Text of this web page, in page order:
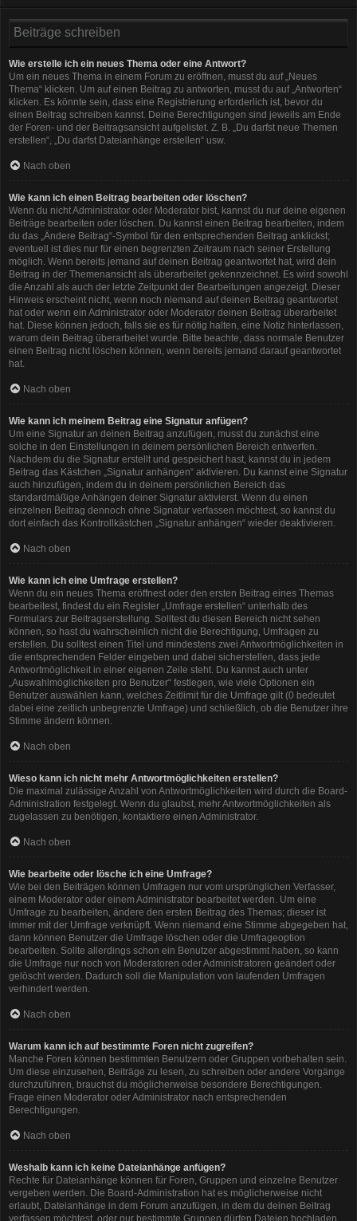
Beiträge schreiben
Wie erstelle ich ein neues Thema oder eine Antwort?
Um ein neues Thema in einem Forum zu eröffnen, musst du auf „Neues
Thema“ klicken. Um auf einen Beitrag zu antworten, musst du auf „Antworten“
klicken. Es könnte sein, dass eine Registrierung erforderlich ist, bevor du
einen Beitrag schreiben kannst. Deine Berechtigungen sind jeweils am Ende
der Foren- und der Beitragsansicht aufgelistet. Z. B. „Du darfst neue Themen
erstellen“, „Du darfst Dateianhänge erstellen“ usw.
Nach oben
Wie kann ich einen Beitrag bearbeiten oder löschen?
Wenn du nicht Administrator oder Moderator bist, kannst du nur deine eigenen
Beiträge bearbeiten oder löschen. Du kannst einen Beitrag bearbeiten, indem
du das „Ändere Beitrag“-Symbol für den entsprechenden Beitrag anklickst;
eventuell ist dies nur für einen begrenzten Zeitraum nach seiner Erstellung
möglich. Wenn bereits jemand auf deinen Beitrag geantwortet hat, wird dein
Beitrag in der Themenansicht als überarbeitet gekennzeichnet. Es wird sowohl
die Anzahl als auch der letzte Zeitpunkt der Bearbeitungen angezeigt. Dieser
Hinweis erscheint nicht, wenn noch niemand auf deinen Beitrag geantwortet
hat oder wenn ein Administrator oder Moderator deinen Beitrag überarbeitet
hat. Diese können jedoch, falls sie es für nötig halten, eine Notiz hinterlassen,
warum dein Beitrag überarbeitet wurde. Bitte beachte, dass normale Benutzer
einen Beitrag nicht löschen können, wenn bereits jemand darauf geantwortet
hat.
Nach oben
Wie kann ich meinem Beitrag eine Signatur anfügen?
Um eine Signatur an deinen Beitrag anzufügen, musst du zunächst eine
solche in den Einstellungen in deinem persönlichen Bereich entwerfen.
Nachdem du die Signatur erstellt und gespeichert hast, kannst du in jedem
Beitrag das Kästchen „Signatur anhängen“ aktivieren. Du kannst eine Signatur
auch hinzufügen, indem du in deinem persönlichen Bereich das
standardmäßige Anhängen deiner Signatur aktivierst. Wenn du einen
einzelnen Beitrag dennoch ohne Signatur verfassen möchtest, so kannst du
dort einfach das Kontrollkästchen „Signatur anhängen“ wieder deaktivieren.
Nach oben
Wie kann ich eine Umfrage erstellen?
Wenn du ein neues Thema eröffnest oder den ersten Beitrag eines Themas
bearbeitest, findest du ein Register „Umfrage erstellen“ unterhalb des
Formulars zur Beitragserstellung. Solltest du diesen Bereich nicht sehen
können, so hast du wahrscheinlich nicht die Berechtigung, Umfragen zu
erstellen. Du solltest einen Titel und mindestens zwei Antwortmöglichkeiten in
die entsprechenden Felder eingeben und dabei sicherstellen, dass jede
Antwortmöglichkeit in einer eigenen Zeile steht. Du kannst auch unter
„Auswahlmöglichkeiten pro Benutzer“ festlegen, wie viele Optionen ein
Benutzer auswählen kann, welches Zeitlimit für die Umfrage gilt (0 bedeutet
dabei eine zeitlich unbegrenzte Umfrage) und schließlich, ob die Benutzer ihre
Stimme ändern können.
Nach oben
Wieso kann ich nicht mehr Antwortmöglichkeiten erstellen?
Die maximal zulässige Anzahl von Antwortmöglichkeiten wird durch die Board-
Administration festgelegt. Wenn du glaubst, mehr Antwortmöglichkeiten als
zugelassen zu benötigen, kontaktiere einen Administrator.
Nach oben
Wie bearbeite oder lösche ich eine Umfrage?
Wie bei den Beiträgen können Umfragen nur vom ursprünglichen Verfasser,
einem Moderator oder einem Administrator bearbeitet werden. Um eine
Umfrage zu bearbeiten, ändere den ersten Beitrag des Themas; dieser ist
immer mit der Umfrage verknüpft. Wenn niemand eine Stimme abgegeben hat,
dann können Benutzer die Umfrage löschen oder die Umfrageoption
bearbeiten. Sollte allerdings schon ein Benutzer abgestimmt haben, so kann
die Umfrage nur noch von Moderatoren oder Administratoren geändert oder
gelöscht werden. Dadurch soll die Manipulation von laufenden Umfragen
verhindert werden.
Nach oben
Warum kann ich auf bestimmte Foren nicht zugreifen?
Manche Foren können bestimmten Benutzern oder Gruppen vorbehalten sein.
Um diese einzusehen, Beiträge zu lesen, zu schreiben oder andere Vorgänge
durchzuführen, brauchst du möglicherweise besondere Berechtigungen.
Frage einen Moderator oder Administrator nach entsprechenden
Berechtigungen.
Nach oben
Weshalb kann ich keine Dateianhänge anfügen?
Rechte für Dateianhänge können für Foren, Gruppen und einzelne Benutzer
vergeben werden. Die Board-Administration hat es möglicherweise nicht
erlaubt, Dateianhänge in dem Forum anzufügen, in dem du deinen Beitrag
verfassen möchtest, oder nur bestimmte Gruppen dürfen Dateien hochladen.